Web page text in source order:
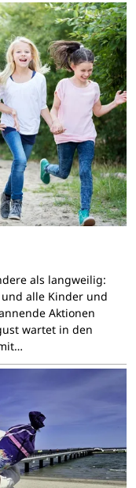
als langweilig:
alle Kinder und
Aktionen
wartet in den